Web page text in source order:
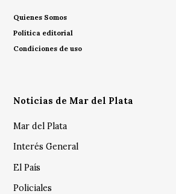
Quienes Somos
Política editorial
Condiciones de uso
Noticias de Mar del Plata
Mar del Plata
Interés General
El País
Policiales